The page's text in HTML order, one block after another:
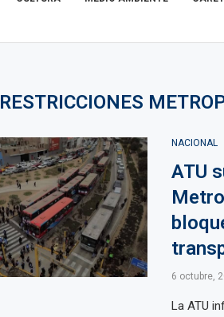
RESTRICCIONES
NACIONAL
ATU
6 octubre,
La ATU